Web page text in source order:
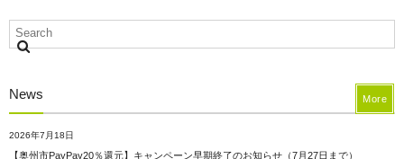
News
2026年7月18日
【奥州市PayPay20％還元】キャンペーン早期終了のお知らせ（7月27日まで）
More